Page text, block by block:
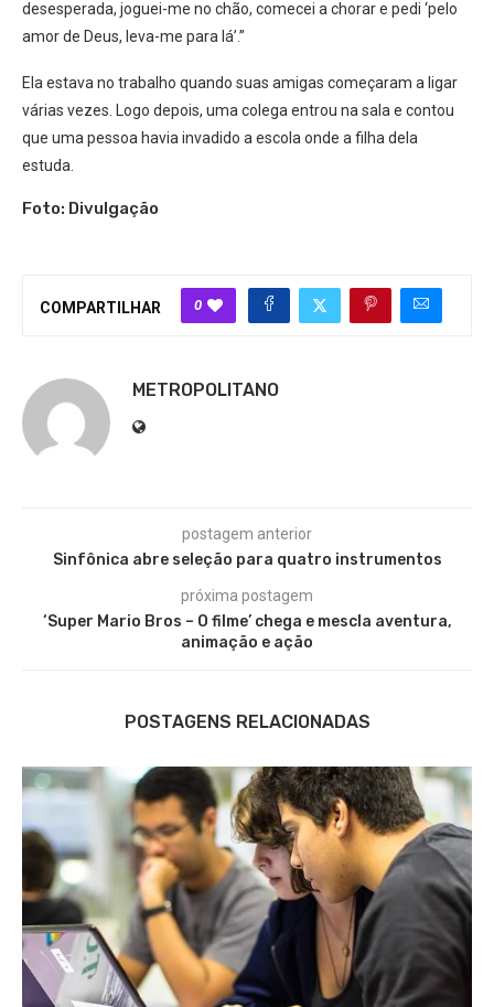
desesperada, joguei-me no chão, comecei a chorar e pedi ‘pelo
amor de Deus, leva-me para lá’.”
Ela estava no trabalho quando suas amigas começaram a ligar
várias vezes. Logo depois, uma colega entrou na sala e contou
que uma pessoa havia invadido a escola onde a filha dela
estuda.
Foto: Divulgação
COMPARTILHAR 0
METROPOLITANO
postagem anterior
Sinfônica abre seleção para quatro instrumentos
próxima postagem
‘Super Mario Bros – O filme’ chega e mescla aventura,
animação e ação
POSTAGENS RELACIONADAS